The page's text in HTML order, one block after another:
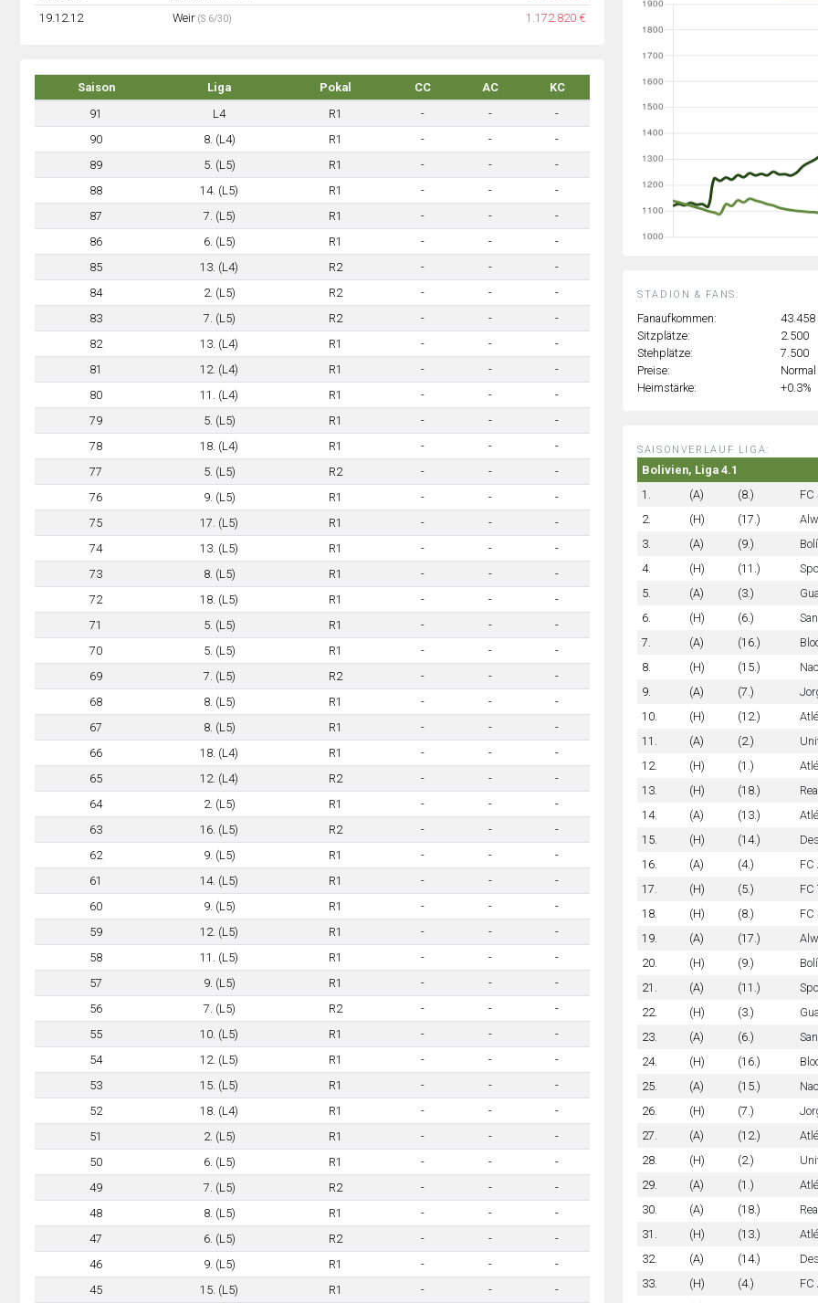
19.12.12
Weir (S 6/30) 1.172.820 €
Saison Liga Pokal CC AC
KC
91
L4 R1 - -
-
90
8. (L4) R1 - -
-
89
5. (L5) R1 - -
-
88
14. (L5) R1 - -
-
87
7. (L5) R1 - -
-
86
6. (L5) R1 - -
-
85
13. (L4) R2 - -
-
84
2. (L5) R2 - -
-
83
7. (L5) R2 - -
-
82
13. (L4) R1 - -
-
81
12. (L4) R1 - -
-
80
11. (L4) R1 - -
-
79
5. (L5) R1 - -
-
78
18. (L4) R1 - -
-
77
5. (L5) R2 - -
-
76
9. (L5) R1 - -
-
75
17. (L5) R1 - -
-
74
13. (L5) R1 - -
-
73
8. (L5) R1 - -
-
72
18. (L5) R1 - -
-
71
5. (L5) R1 - -
-
70
5. (L5) R1 - -
-
69
7. (L5) R2 - -
-
68
8. (L5) R1 - -
-
67
8. (L5) R1 - -
-
66
18. (L4) R1 - -
-
65
12. (L4) R2 - -
-
64
2. (L5) R1 - -
-
63
16. (L5) R2 - -
-
62
9. (L5) R1 - -
-
61
14. (L5) R1 - -
-
60
9. (L5) R1 - -
-
59
12. (L5) R1 - -
-
58
11. (L5) R1 - -
-
57
9. (L5) R1 - -
-
56
7. (L5) R2 - -
-
55
10. (L5) R1 - -
-
54
12. (L5) R1 - -
-
53
15. (L5) R1 - -
-
52
18. (L4) R1 - -
-
51
2. (L5) R1 - -
-
50
6. (L5) R1 - -
-
49
7. (L5) R2 - -
-
48
8. (L5) R1 - -
-
47
6. (L5) R2 - -
-
46
9. (L5) R1 - -
-
45
15. (L5) R1 - - -
STADION & FANS:
Fanaufkommen:
43.458
Sitzplätze:
2.500
Stehplätze:
7.500
Preise:
Normal
Heimstärke:
+0.3%
SAISONVERLAUF LIGA:
Bolivien, Liga 4.1
1.
(A) (8.) FC
2.
(H) (17.)
3.
(A) (9.)
4.
(H) (11.)
5.
(A) (3.)
6.
(H) (6.)
7.
(A) (16.)
8.
(H) (15.)
9.
(A) (7.)
10.
(H) (12.)
11.
(A) (2.)
12.
(H) (1.)
13.
(H) (18.)
14.
(A) (13.)
15.
(H) (14.)
16.
(A) (4.) FC
17.
(H) (5.) FC
18.
(H) (8.) FC
19.
(A) (17.)
20.
(H) (9.)
21.
(A) (11.)
22.
(H) (3.)
23.
(A) (6.)
24.
(H) (16.)
25.
(A) (15.)
26.
(H) (7.)
27.
(A) (12.)
28.
(H) (2.)
29.
(A) (1.)
30.
(A) (18.)
31.
(H) (13.)
32.
(A) (14.)
33.
(H) (4.) FC